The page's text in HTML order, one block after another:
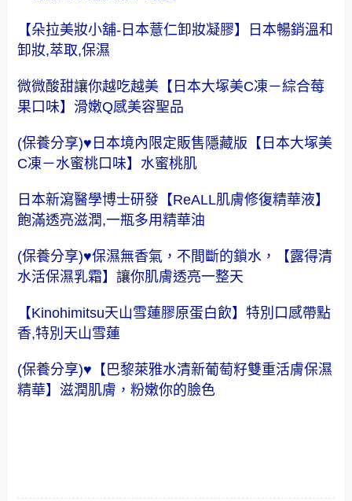
【朵拉美妝小舖-日本薏仁卸妝凝膠】日本暢銷溫和
卸妝,萃取,保濕
微微酸甜讓你越吃越美【日本大塚美C凍－綜合莓
果口味】滑嫩Q感美容聖品
(保養分享)♥日本境內限定販售隱藏版【日本大塚美
C凍－水蜜桃口味】水蜜桃肌
日本新瀉醫學博士研發【ReALL肌膚修復精華液】
飽滿透亮滋潤,一瓶多用精華油
(保養分享)♥保濕無香氣，不間斷的鎖水，【露得清
水活保濕乳霜】讓你肌膚透亮一整天
【Kinohimitsu天山雪蓮膠原蛋白飲】特別口感帶點
香,特別天山雪蓮
(保養分享)♥【巴黎萊雅水清新葡萄籽雙重活膚保濕
精華】滋潤肌膚，粉嫩你的臉色